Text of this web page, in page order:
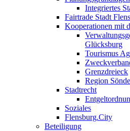
Integriertes
Fairtrade Stadt
Kooperationen mit
Glücksburg
Tourismus
Grenzdreieck
Region
Stadtrecht
Soziales
Flensburg.City
Beteiligung